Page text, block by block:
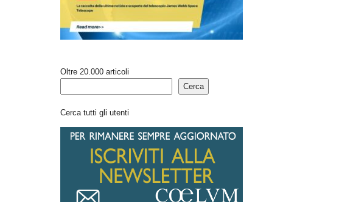
Oltre 20.000 articoli
Cerca
Cerca tutti gli utenti